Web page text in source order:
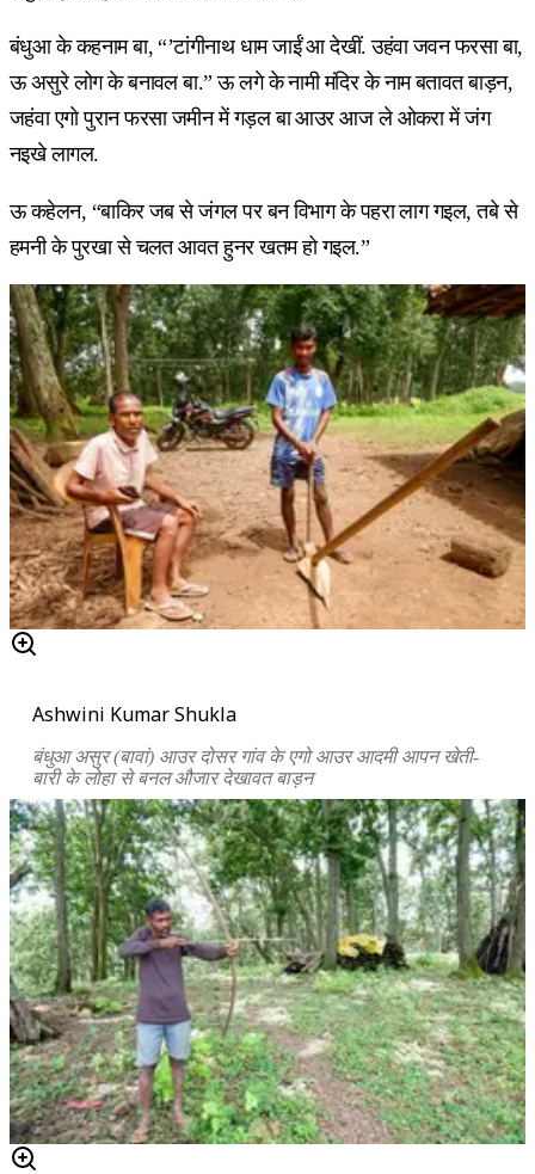
बंधुआ के कहनाम बा, “’टांगीनाथ धाम जाईं आ देखीं. उहंवा जवन फरसा बा,
ऊ असुरे लोग के बनावल बा.” ऊ लगे के नामी मंदिर के नाम बतावत बाड़न,
जहंवा एगो पुरान फरसा जमीन में गड़ल बा आउर आज ले ओकरा में जंग
नइखे लागल.
ऊ कहेलन, “बाकिर जब से जंगल पर बन विभाग के पहरा लाग गइल, तबे से
हमनी के पुरखा से चलत आवत हुनर खतम हो गइल.”
Ashwini Kumar Shukla
बंधुआ असुर (बावां) आउर दोसर गांव के एगो आउर आदमी आपन खेती-
बारी के लोहा से बनल औजार देखावत बाड़न